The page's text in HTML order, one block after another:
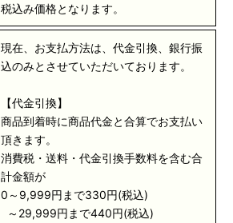
税込み価格となります。
現在、お支払方法は、代金引換、銀行振
込のみとさせていただいております。
【代金引換】
商品到着時に商品代金と合算でお支払い
頂きます。
消費税・送料・代金引換手数料を含む合
計金額が
0～9,999円まで330円(税込)
～29,999円まで440円(税込)